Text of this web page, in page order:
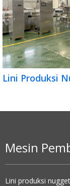
Lini Produksi
Mesin
Lini produksi